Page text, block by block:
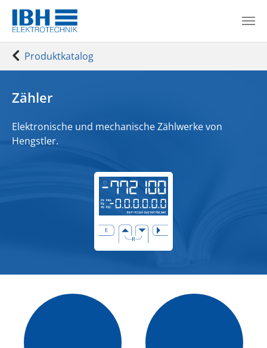
Zum Hauptinhalt springen
Sie sind hier:
Produktkatalog
Zähler
Elektronische und mechanische Zählwerkevon
Hengstler.